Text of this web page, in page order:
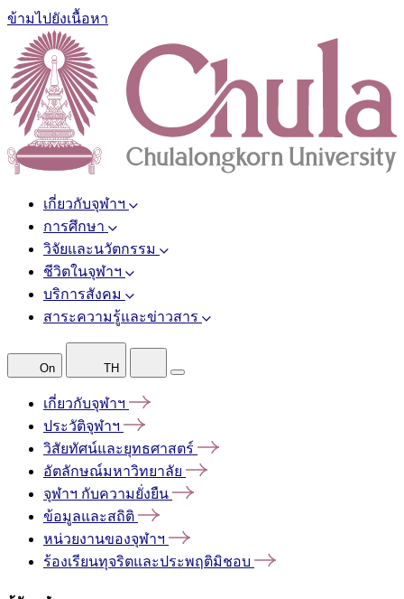
ข้ามไปยังเนื้อหา
เกี่ยวกับจุฬาฯ
การศึกษา
วิจัยและนวัตกรรม
ชีวิตในจุฬาฯ
บริการสังคม
สาระความรู้และข่าวสาร
On TH
เกี่ยวกับจุฬาฯ
ประวัติจุฬาฯ
วิสัยทัศน์และยุทธศาสตร์
อัตลักษณ์มหาวิทยาลัย
จุฬาฯ กับความยั่งยืน
ข้อมูลและสถิติ
หน่วยงานของจุฬาฯ
ร้องเรียนทุจริตและประพฤติมิชอบ